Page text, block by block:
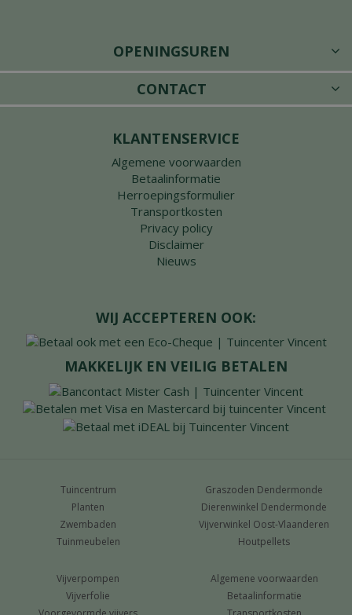
OPENINGSUREN
CONTACT
KLANTENSERVICE
Algemene voorwaarden
Betaalinformatie
Herroepingsformulier
Transportkosten
Privacy policy
Disclaimer
Nieuws
WIJ ACCEPTEREN OOK:
MAKKELIJK EN VEILIG BETALEN
Tuincentrum
Planten
Zwembaden
Tuinmeubelen
Graszoden Dendermonde
Dierenwinkel Dendermonde
Vijverwinkel Oost-Vlaanderen
Houtpellets
Vijverpompen
Vijverfolie
Algemene voorwaarden
Betaalinformatie